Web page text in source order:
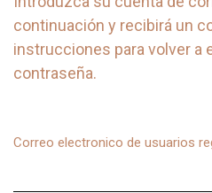
continuación y recibirá un
instrucciones para volver a
contraseña.
Correo electronico de usuarios